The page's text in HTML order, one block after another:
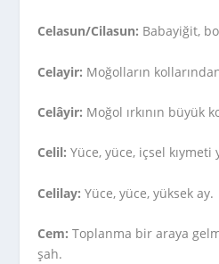
Celasun/Cilasun: Babayiğit,
Celayir: Moğolların
Celâyir: Moğol ırkının büyük
Celil: Yüce, yüce, içsel kıymeti
Celilay: Yüce, yüce, yüksek ay.
Cem: Toplanma bir araya
şah.